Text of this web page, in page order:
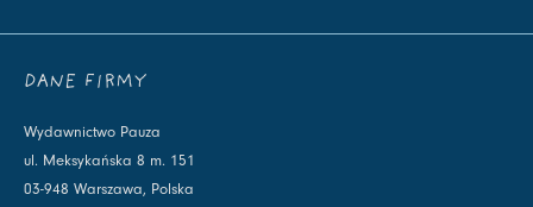
DANE FIRMY
Wydawnictwo Pauza
ul. Meksykańska 8 m. 151
03-948 Warszawa, Polska